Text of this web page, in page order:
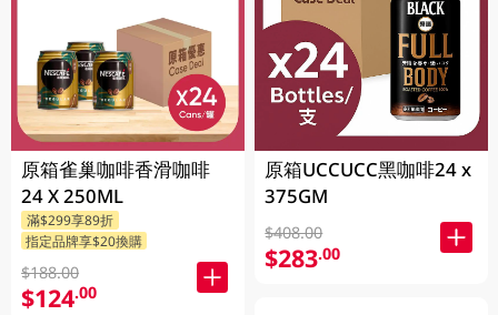
原箱雀巢咖啡香滑咖啡
24 X 250ML
滿$299享89折
指定品牌享$20換購
$188.00
$124.00
原箱UCCUCC黑咖啡24 x
375GM
$408.00
$283.00